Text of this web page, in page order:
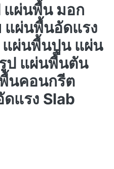
แผ่นพื้น มอก
แผ่นพื้นอัดแรง
ผ่นพื้นปูน แผ่น
ป แผ่นพื้นตัน
นคอนกรีต
แรง Slab